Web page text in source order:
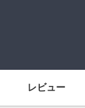
レビュー